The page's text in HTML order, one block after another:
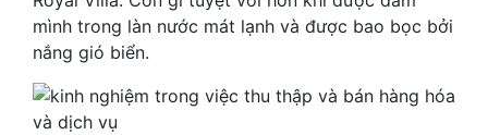
mình trong làn nước mát lạnh và được bao bọc bởi
nắng gió biển.